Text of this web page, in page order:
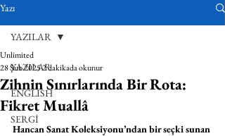
Yazı
YAZILAR
ENGLISH
SERGİ
YAZILAR
Zihnin Sınırlarında Bir Rota:
Fikret Muallâ
Unlimited
28 Şub 20252 dakikada okunur
Hancan Sanat Koleksiyonu’ndan bir seçki sunan